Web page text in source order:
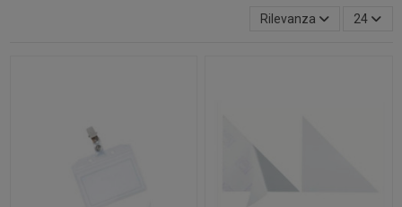
Rilevanza 24